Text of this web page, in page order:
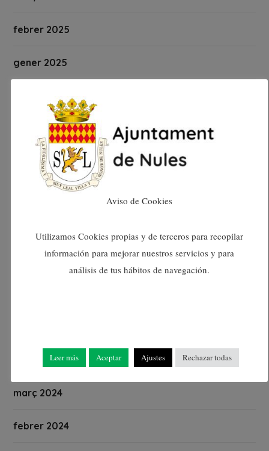
febrer 2025
gener 2025
desembre 2024
novembre 2024
octubre 2024
setembre 2024
abril 2024
març 2024
febrer 2024
Aviso de Cookies
Utilizamos Cookies propias y de terceros para recopilar
información para mejorar nuestros servicios y para
análisis de tus hábitos de navegación.
Leer más Aceptar Ajustes Rechazar todas